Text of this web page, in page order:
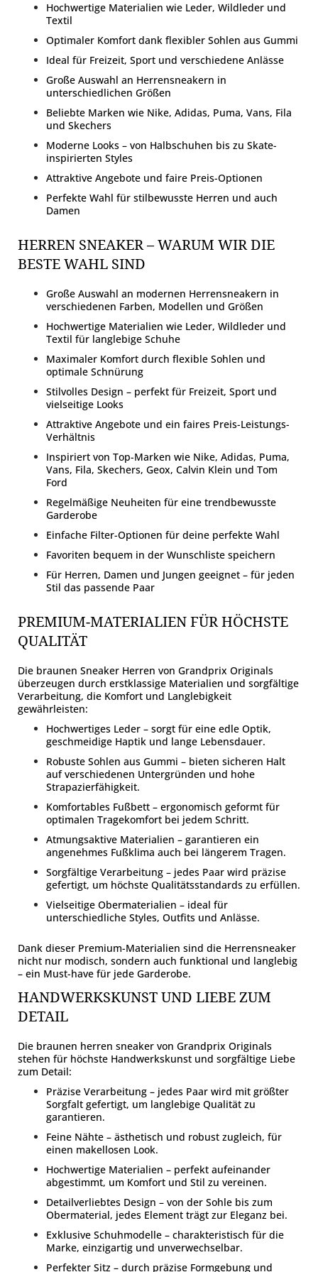
Hochwertige Materialien wie Leder, Wildleder und
Textil
Optimaler Komfort dank flexibler Sohlen aus Gummi
Ideal für Freizeit, Sport und verschiedene Anlässe
Große Auswahl an Herrensneakern in
unterschiedlichen Größen
Beliebte Marken wie Nike, Adidas, Puma, Vans, Fila
und Skechers
Moderne Looks – von Halbschuhen bis zu Skate-
inspirierten Styles
Attraktive Angebote und faire Preis-Optionen
Perfekte Wahl für stilbewusste Herren und auch
Damen
HERREN SNEAKER – WARUM WIR DIE
BESTE WAHL SIND
Große Auswahl an modernen Herrensneakern in
verschiedenen Farben, Modellen und Größen
Hochwertige Materialien wie Leder, Wildleder und
Textil für langlebige Schuhe
Maximaler Komfort durch flexible Sohlen und
optimale Schnürung
Stilvolles Design – perfekt für Freizeit, Sport und
vielseitige Looks
Attraktive Angebote und ein faires Preis-Leistungs-
Verhältnis
Inspiriert von Top-Marken wie Nike, Adidas, Puma,
Vans, Fila, Skechers, Geox, Calvin Klein und Tom
Ford
Regelmäßige Neuheiten für eine trendbewusste
Garderobe
Einfache Filter-Optionen für deine perfekte Wahl
Favoriten bequem in der Wunschliste speichern
Für Herren, Damen und Jungen geeignet – für jeden
Stil das passende Paar
PREMIUM-MATERIALIEN FÜR HÖCHSTE
QUALITÄT
Die braunen Sneaker Herren von Grandprix Originals
überzeugen durch erstklassige Materialien und sorgfältige
Verarbeitung, die Komfort und Langlebigkeit
gewährleisten:
Hochwertiges Leder – sorgt für eine edle Optik,
geschmeidige Haptik und lange Lebensdauer.
Robuste Sohlen aus Gummi – bieten sicheren Halt
auf verschiedenen Untergründen und hohe
Strapazierfähigkeit.
Komfortables Fußbett – ergonomisch geformt für
optimalen Tragekomfort bei jedem Schritt.
Atmungsaktive Materialien – garantieren ein
angenehmes Fußklima auch bei längerem Tragen.
Sorgfältige Verarbeitung – jedes Paar wird präzise
gefertigt, um höchste Qualitätsstandards zu erfüllen.
Vielseitige Obermaterialien – ideal für
unterschiedliche Styles, Outfits und Anlässe.
Dank dieser Premium-Materialien sind die Herrensneaker
nicht nur modisch, sondern auch funktional und langlebig
– ein Must-have für jede Garderobe.
HANDWERKSKUNST UND LIEBE ZUM
DETAIL
Die braunen herren sneaker von Grandprix Originals
stehen für höchste Handwerkskunst und sorgfältige Liebe
zum Detail:
Präzise Verarbeitung – jedes Paar wird mit größter
Sorgfalt gefertigt, um langlebige Qualität zu
garantieren.
Feine Nähte – ästhetisch und robust zugleich, für
einen makellosen Look.
Hochwertige Materialien – perfekt aufeinander
abgestimmt, um Komfort und Stil zu vereinen.
Detailverliebtes Design – von der Sohle bis zum
Obermaterial, jedes Element trägt zur Eleganz bei.
Exklusive Schuhmodelle – charakteristisch für die
Marke, einzigartig und unverwechselbar.
Perfekter Sitz – durch präzise Formgebung und